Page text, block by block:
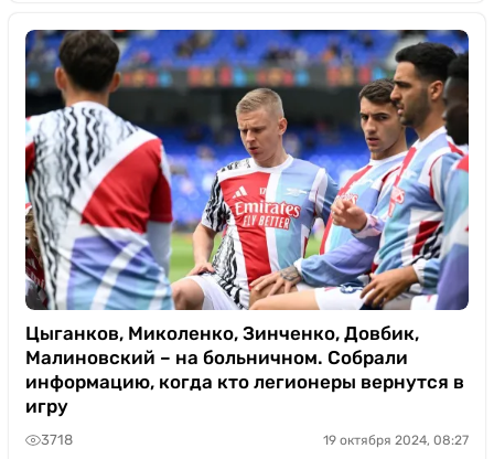
Цыганков, Миколенко, Зинченко, Довбик,
Малиновский – на больничном. Собрали
информацию, когда кто легионеры вернутся в
игру
3718 19 октября 2024, 08:27